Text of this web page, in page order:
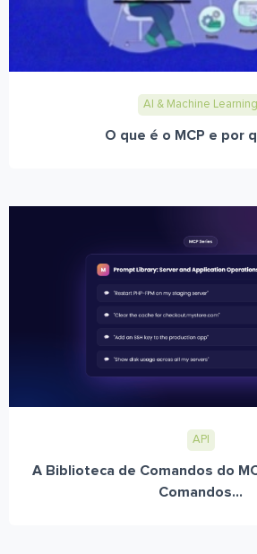
AI & Machine Learning
O que é o MCP e por
API
A Biblioteca de Comandos do
Comandos...